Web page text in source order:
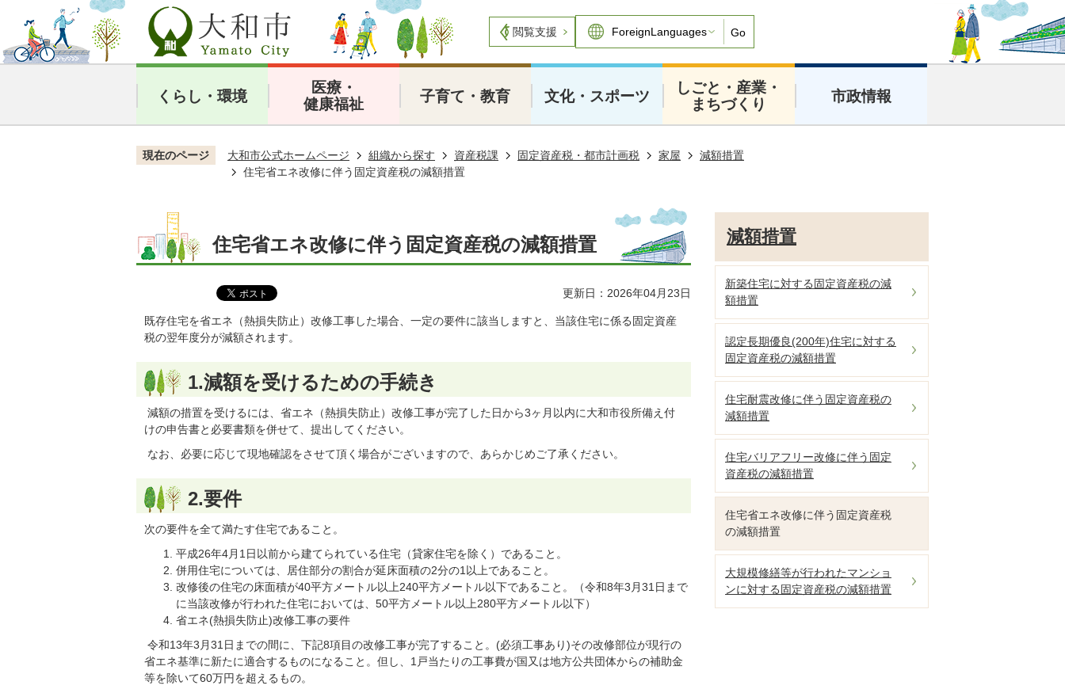
閲覧支援 Go
くらし・環境
医療・
健康福祉
子育て・教育 文化・スポーツ
しごと・産業・
まちづくり
市政情報
現在のページ 大和市公式ホームページ 組織から探す 資産税課 固定資産税・都市計画税 家屋
減額措置
住宅省エネ改修に伴う固定資産税の減額措置
住宅省エネ改修に伴う固定資産税の減額措置
更新日：2026年04月23日
既存住宅を省エネ（熱損失防止）改修工事した場合、一定の要件に該当しますと、当該住宅に係る固定資産
税の翌年度分が減額されます。
1.減額を受けるための手続き
減額の措置を受けるには、省エネ（熱損失防止）改修工事が完了した日から3ヶ月以内に大和市役所備え付
けの申告書と必要書類を併せて、提出してください。
なお、必要に応じて現地確認をさせて頂く場合がございますので、あらかじめご了承ください。
2.要件
次の要件を全て満たす住宅であること。
平成26年4月1日以前から建てられている住宅（貸家住宅を除く）であること。
併用住宅については、居住部分の割合が延床面積の2分の1以上であること。
改修後の住宅の床面積が40平方メートル以上240平方メートル以下であること。（令和8年3月31日まで
に当該改修が行われた住宅においては、50平方メートル以上280平方メートル以下）
省エネ(熱損失防止)改修工事の要件
令和13年3月31日までの間に、下記8項目の改修工事が完了すること。(必須工事あり)その改修部位が現行の
省エネ基準に新たに適合するものになること。但し、1戸当たりの工事費が国又は地方公共団体からの補助金
等を除いて60万円を超えるもの。
減額措置
新築住宅に対する固定資産税の減
額措置
認定長期優良(200年)住宅に対する
固定資産税の減額措置
住宅耐震改修に伴う固定資産税の
減額措置
住宅バリアフリー改修に伴う固定
資産税の減額措置
住宅省エネ改修に伴う固定資産税
の減額措置
大規模修繕等が行われたマンショ
ンに対する固定資産税の減額措置